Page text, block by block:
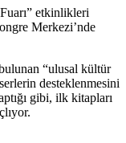
etkinlikleri
Merkezi’nde
“ulusal kültür
desteklenmesini
gibi, ilk kitapları